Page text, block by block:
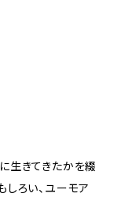
生きてきたかを綴
ろい、ユーモア